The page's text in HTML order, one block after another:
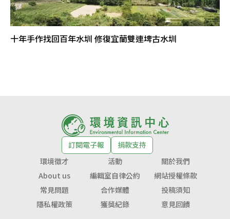
十年手作找回百年水圳 修復宜蘭雙連埤古水圳
訂閱電子報
捐款支持
環境徵才
活動
關於我們
About us
編輯室自律公約
網站授權條款
常見問題
合作媒體
投稿須知
隱私權政策
獲獎紀錄 意見回饋